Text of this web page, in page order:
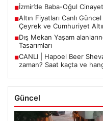
■İzmir’de Baba-Oğul
■Altın Fiyatları Canlı
Çeyrek ve Cumhuriyet
■Dış Mekan Yaşam
Tasarımları
■CANLI | Hapoel Beer Sheva
zaman? Saat kaçta ve
Güncel